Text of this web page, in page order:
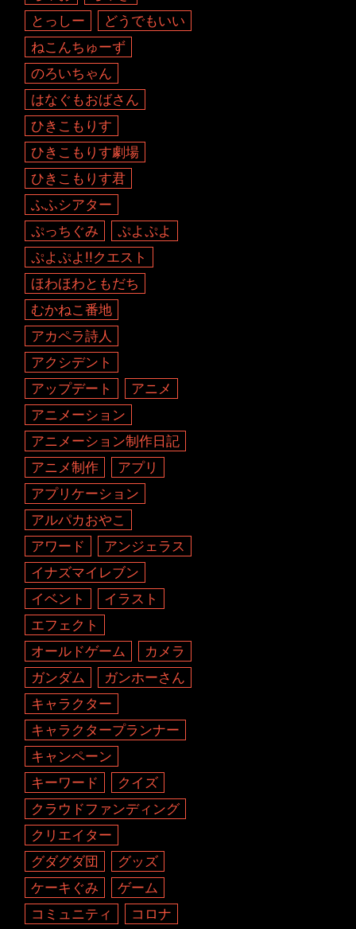
とっしー
どうでもいい
ねこんちゅーず
のろいちゃん
はなぐもおばさん
ひきこもりす
ひきこもりす劇場
ひきこもりす君
ふふシアター
ぷっちぐみ
ぷよぷよ
ぷよぷよ!!クエスト
ほわほわともだち
むかねこ番地
アカペラ詩人
アクシデント
アップデート
アニメ
アニメーション
アニメーション制作日記
アニメ制作
アプリ
アプリケーション
アルパカおやこ
アワード
アンジェラス
イナズマイレブン
イベント
イラスト
エフェクト
オールドゲーム
カメラ
ガンダム
ガンホーさん
キャラクター
キャラクタープランナー
キャンペーン
キーワード
クイズ
クラウドファンディング
クリエイター
グダグダ団
グッズ
ケーキぐみ
ゲーム
コミュニティ
コロナ